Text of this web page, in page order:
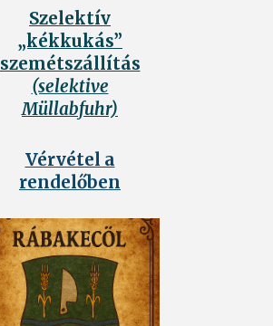
Szelektív
„kékkukás”
szemétszállítás
(selektive
Müllabfuhr)
Vérvétel a
rendelőben